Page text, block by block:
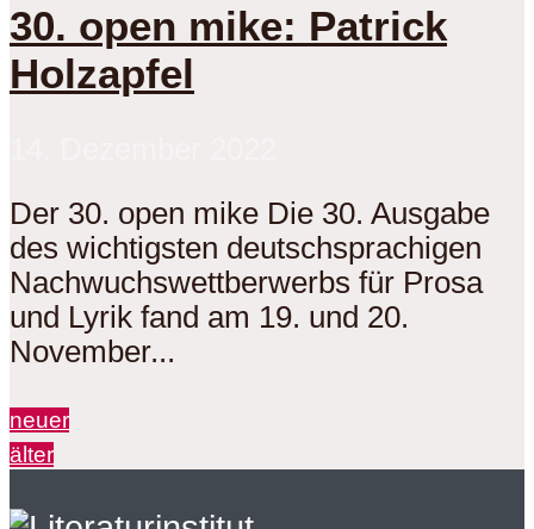
30. open mike: Patrick
Holzapfel
Der 30. open mike Die 30. Ausgabe
des wichtigsten deutschsprachigen
Nachwuchswettberwerbs für Prosa
und Lyrik fand am 19. und 20.
November...
neuer
älter